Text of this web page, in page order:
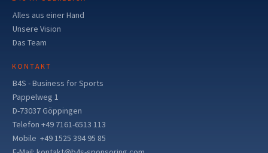
Alles aus einer Hand
Unsere Vision
Das Team
KONTAKT
B4S - Business for Sports
Pappelweg 1
D-73037 Göppingen
Telefon +49 7161-6513 113
Mobile +49 1525 394 95 85